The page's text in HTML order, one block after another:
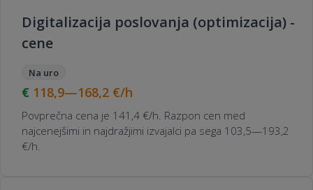
Digitalizacija poslovanja (optimizacija) -
cene
Na uro
118,9—168,2 €/h
Povprečna cena je 141,4 €/h. Razpon cen med
najcenejšimi in najdražjimi izvajalci pa sega 103,5—193,2
€/h.